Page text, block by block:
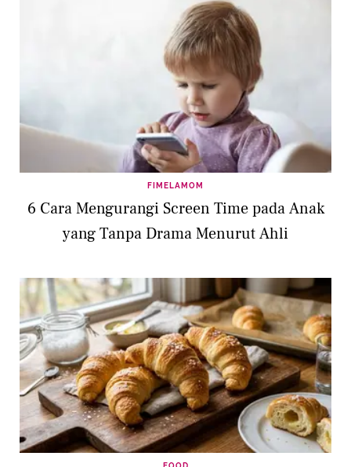
FIMELAMOM
6 Cara Mengurangi Screen Time pada Anak
yang Tanpa Drama Menurut Ahli